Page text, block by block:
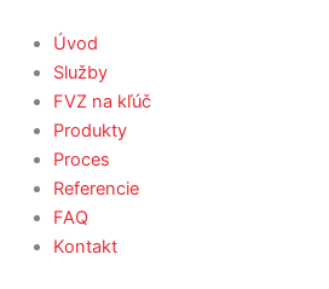
Úvod
Služby
FVZ na kľúč
Produkty
Proces
Referencie
FAQ
Kontakt